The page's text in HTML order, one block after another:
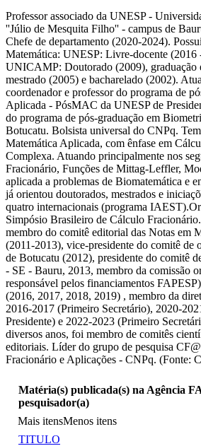
Professor associado da UNESP -
''Júlio de Mesquita Filho'' - campus de
Chefe de departamento (2020-2024).
Matemática: UNESP: Livre-docente (2016
UNICAMP: Doutorado (2009), graduação
mestrado (2005) e bacharelado (2002).
coordenador e professor do programa de
Aplicada - PósMAC da UNESP de
do programa de pós-graduação em
Botucatu. Bolsista universal do CNPq.
Matemática Aplicada, com ênfase em
Complexa. Atuando principalmente nos
Fracionário, Funções de Mittag-Leffler,
aplicada a problemas de Biomatemática e
já orientou doutorados, mestrados e
quatro internacionais (programa
Simpósio Brasileiro de Cálculo
membro do comitê editorial das Notas em
(2011-2013), vice-presidente do comitê de
de Botucatu (2012), presidente do comitê
- SE - Bauru, 2013, membro da comissão
responsável pelos financiamentos
(2016, 2017, 2018, 2019) , membro da
2016-2017 (Primeiro Secretário), 2020-
Presidente) e 2022-2023 (Primeiro
diversos anos, foi membro de comitês
editoriais. Líder do grupo de pesquisa
Fracionário e Aplicações - CNPq. (Fonte:
Matéria(s) publicada(s) na Agência
pesquisador(a)
Mais itensMenos itens
TITULO